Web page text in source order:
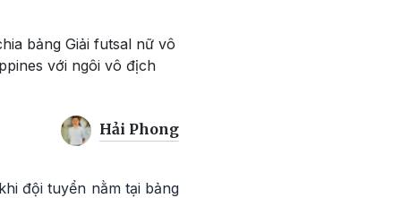
bảng Giải futsal nữ vô
với ngôi vô địch
Hải Phong
đội tuyển nằm tại bảng